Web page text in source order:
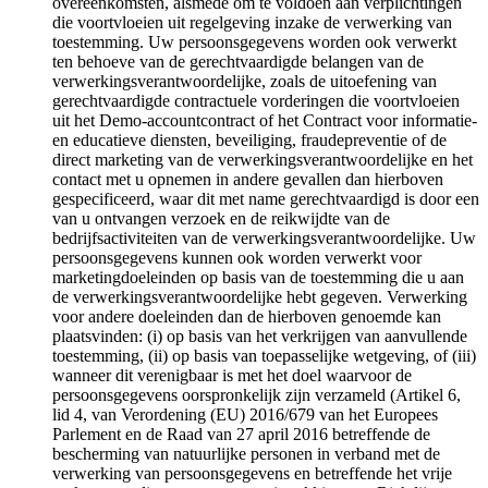
die voortvloeien uit regelgeving inzake de verwerking van
toestemming. Uw persoonsgegevens worden ook verwerkt
ten behoeve van de gerechtvaardigde belangen van de
verwerkingsverantwoordelijke, zoals de uitoefening van
gerechtvaardigde contractuele vorderingen die voortvloeien
uit het Demo-accountcontract of het Contract voor informatie-
en educatieve diensten, beveiliging, fraudepreventie of de
direct marketing van de verwerkingsverantwoordelijke en het
contact met u opnemen in andere gevallen dan hierboven
gespecificeerd, waar dit met name gerechtvaardigd is door een
van u ontvangen verzoek en de reikwijdte van de
bedrijfsactiviteiten van de verwerkingsverantwoordelijke. Uw
persoonsgegevens kunnen ook worden verwerkt voor
marketingdoeleinden op basis van de toestemming die u aan
de verwerkingsverantwoordelijke hebt gegeven. Verwerking
voor andere doeleinden dan de hierboven genoemde kan
plaatsvinden: (i) op basis van het verkrijgen van aanvullende
toestemming, (ii) op basis van toepasselijke wetgeving, of (iii)
wanneer dit verenigbaar is met het doel waarvoor de
persoonsgegevens oorspronkelijk zijn verzameld (Artikel 6,
lid 4, van Verordening (EU) 2016/679 van het Europees
Parlement en de Raad van 27 april 2016 betreffende de
bescherming van natuurlijke personen in verband met de
verwerking van persoonsgegevens en betreffende het vrije